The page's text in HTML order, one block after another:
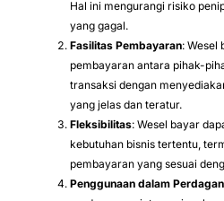
Hal ini mengurangi risiko
yang gagal.
Fasilitas Pembayaran: Wesel
pembayaran antara pihak-
transaksi dengan
yang jelas dan teratur.
Fleksibilitas: Wesel bayar
kebutuhan bisnis tertentu,
pembayaran yang sesuai
Penggunaan dalam